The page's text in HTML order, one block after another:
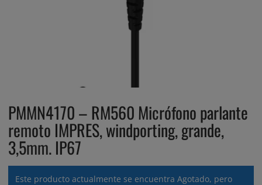
PMMN4170 – RM560 Micrófono parlante
remoto IMPRES, windporting, grande,
3,5mm. IP67
Este producto actualmente se encuentra Agotado, pero